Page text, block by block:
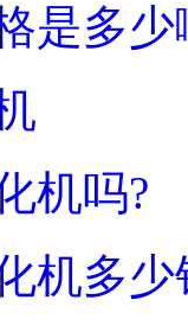
是多少
机吗?
机多少